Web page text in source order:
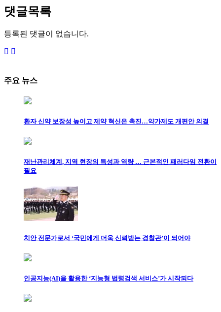
댓글목록
등록된 댓글이 없습니다.
주요 뉴스
환자 신약 보장성 높이고 제약 혁신은 촉진…약가제도 개편안 의결
재난관리체계, 지역 현장의 특성과 역량 … 근본적인 패러다임 전환이
필요
치안 전문가로서 ‘국민에게 더욱 신뢰받는 경찰관’이 되어야
인공지능(AI)을 활용한 ‘지능형 법령검색 서비스’가 시작되다